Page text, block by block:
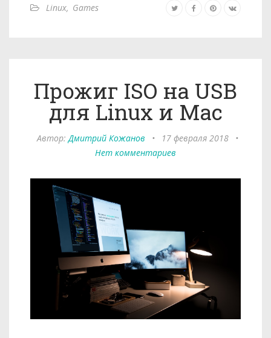
Linux, Games
Прожиг ISO на USB
для Linux и Mac
Автор: Дмитрий Кожанов • 17 февраля 2018
•
Нет комментариев